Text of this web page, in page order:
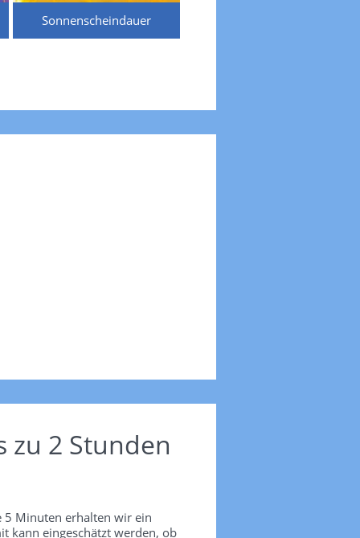
Sonnenscheindauer
zu 2 Stunden
5 Minuten erhalten wir ein
kann eingeschätzt werden, ob